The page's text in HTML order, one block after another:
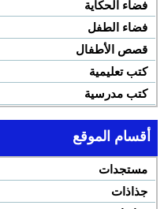
فضاء الحكاية
فضاء الطفل
قصص الأطفال
كتب تعليمية
كتب مدرسية
أقسام الموقع
مستجدات
جذاذات